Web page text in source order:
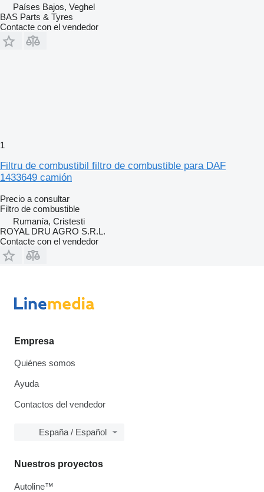
Países Bajos, Veghel
BAS Parts & Tyres
Contacte con el vendedor
1
Filtru de combustibil filtro de combustible para DAF
1433649 camión
Precio a consultar
Filtro de combustible
Rumanía, Cristesti
ROYAL DRU AGRO S.R.L.
Contacte con el vendedor
Empresa
Quiénes somos
Ayuda
Contactos del vendedor
España / Español
Nuestros proyectos
Autoline™